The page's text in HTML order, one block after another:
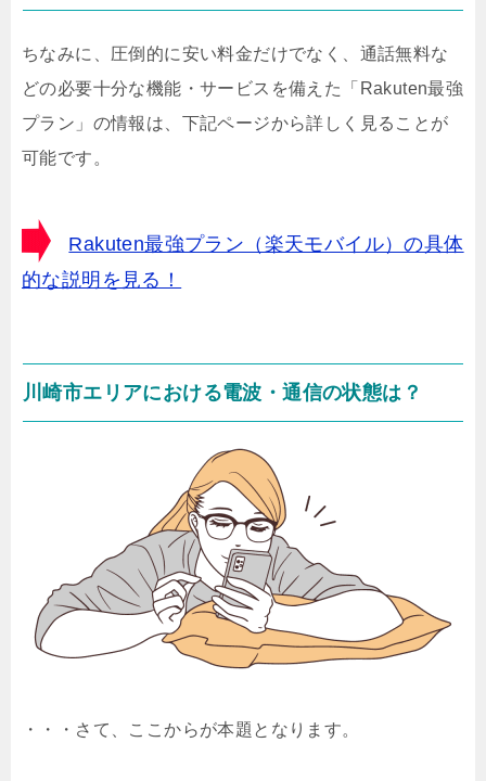
ちなみに、圧倒的に安い料金だけでなく、通話無料な
どの必要十分な機能・サービスを備えた「Rakuten最強
プラン」の情報は、下記ページから詳しく見ることが
可能です。
Rakuten最強プラン（楽天モバイル）の具体
的な説明を見る！
川崎市エリアにおける電波・通信の状態は？
・・・さて、ここからが本題となります。